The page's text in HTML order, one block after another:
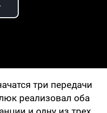
Video
три передачи
реализовал оба